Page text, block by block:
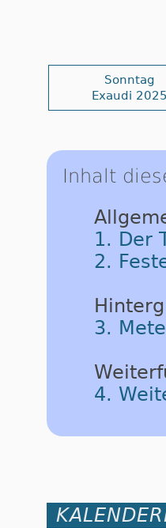
Sonntag
Exaudi
Inhalt
1. Der
2.
3.
4.